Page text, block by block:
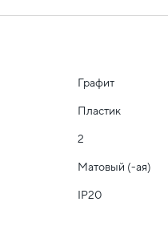
Графит
Пластик
2
Матовый (-ая)
IP20